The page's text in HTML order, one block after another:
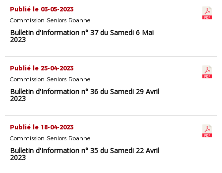
Publié le 03-05-2023
Commission Seniors Roanne
Bulletin d'Information n° 37 du Samedi 6 Mai
2023
Publié le 25-04-2023
Commission Seniors Roanne
Bulletin d'Information n° 36 du Samedi 29 Avril
2023
Publié le 18-04-2023
Commission Seniors Roanne
Bulletin d'Information n° 35 du Samedi 22 Avril
2023